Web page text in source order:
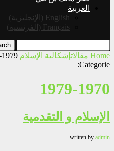
العربية
English
( الإنجليزية)
Français
( الفرنسية)
Home مقالاتإشكالية الإسلام 1979-1970
Categorie:
1979-1970
الإسلام و التقدمية
written by admin